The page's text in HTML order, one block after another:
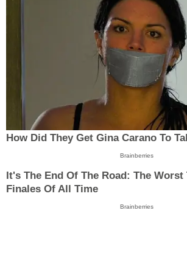
How Did They Get Gina Carano To
Brainberries
It's The End Of The Road: The Worst
Finales Of All Time
Brainberries